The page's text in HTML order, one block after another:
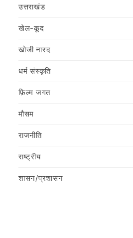
उत्तराखंड
खेल-कूद
खोजी नारद
धर्म संस्कृति
फ़िल्‍म जगत
मौसम
राजनीति
राष्ट्रीय
शासन/प्रशासन